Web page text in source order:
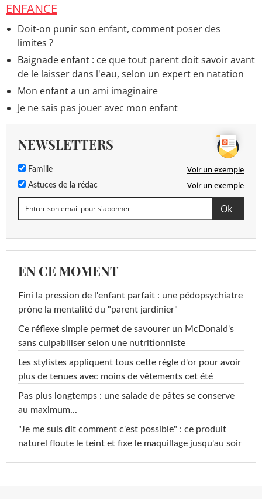
ENFANCE
Doit-on punir son enfant, comment poser des
limites ?
Baignade enfant : ce que tout parent doit savoir avant
de le laisser dans l'eau, selon un expert en natation
Mon enfant a un ami imaginaire
Je ne sais pas jouer avec mon enfant
NEWSLETTERS
Famille Voir un exemple
Astuces de la rédac Voir un exemple
EN CE MOMENT
Fini la pression de l'enfant parfait : une pédopsychiatre
prône la mentalité du "parent jardinier"
Ce réflexe simple permet de savourer un McDonald's
sans culpabiliser selon une nutritionniste
Les stylistes appliquent tous cette règle d'or pour avoir
plus de tenues avec moins de vêtements cet été
Pas plus longtemps : une salade de pâtes se conserve
au maximum...
"Je me suis dit comment c'est possible" : ce produit
naturel floute le teint et fixe le maquillage jusqu'au soir